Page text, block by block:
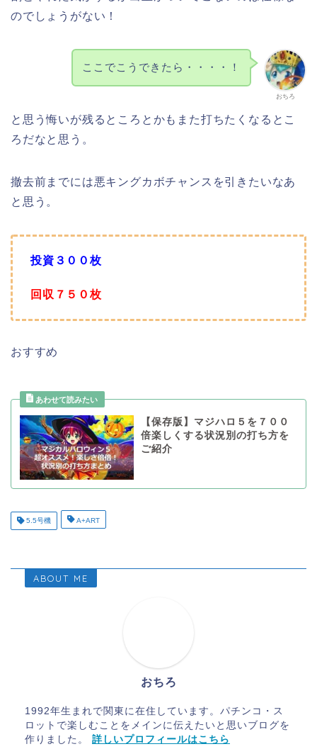
のでしょうがない！
おちろ
ここでこうできたら・・・・！
と思う悔いが残るところとかもまた打ちたくなるとこ
ろだなと思う。
撤去前までには悪キングカボチャンスを引きたいなあ
と思う。
投資３００枚
回収７５０枚
おすすめ
【保存版】マジハロ５を７００
倍楽しくする状況別の打ち方を
ご紹介
5.5号機 A+ART
ABOUT ME
おちろ
1992年生まれで関東に在住しています。パチンコ・ス
ロットで楽しむことをメインに伝えたいと思いブログを
作りました。 詳しいプロフィールはこちら